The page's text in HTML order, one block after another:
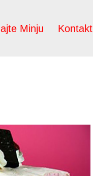
Minju Kontakt